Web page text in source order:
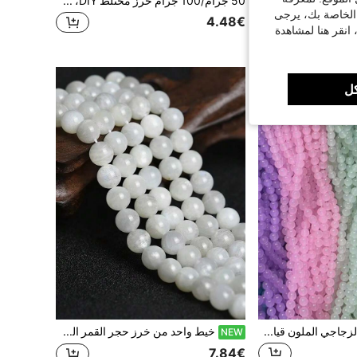
4.48€
100 حبة من الخرز الزجاجي الملون قياس 8 مم ، شبيه بالياقوت ، لصناعة المجوهرات والاكسسوارات DIY NEW خيط واحد من خرز حجر القمر الطبيعي ناعم دائري فضفاض فاصل لصنع المجوهرات 6/8/10 مم خرز DIY أساور قلادة إكسسوارات
7.84€
الخاصة بك، يرجى
انقر هنا لمشاهدة